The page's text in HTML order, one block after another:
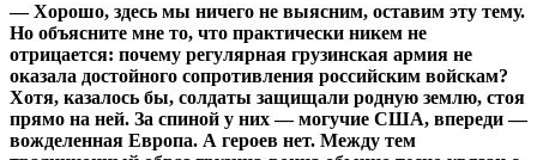
— Хорошо, здесь мы ничего не выясним, оставим эту тему.
Но объясните мне то, что практически никем не
отрицается: почему регулярная грузинская армия не
оказала достойного сопротивления российским войскам?
Хотя, казалось бы, солдаты защищали родную землю, стоя
прямо на ней. За спиной у них — могучие США, впереди —
вожделенная Европа. А героев нет. Между тем